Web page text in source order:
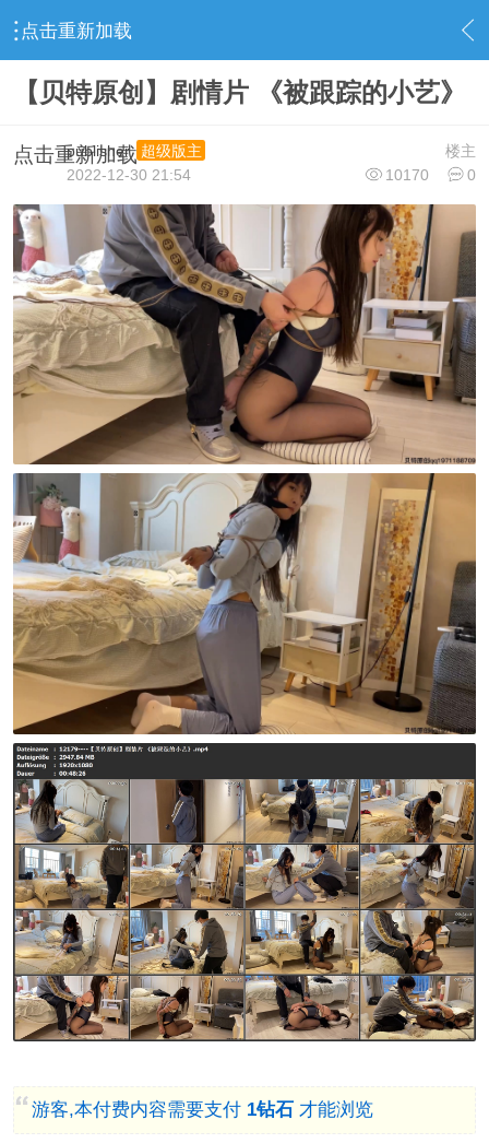
点击重新加载
› 视频下载区 › 最新资源 › 内容
【贝特原创】剧情片 《被跟踪的小艺》
点击重新加载 楼主
publisher
超级版主
10170
0
2022-12-30 21:54
游客,本付费内容需要支付 1钻石 才能浏览